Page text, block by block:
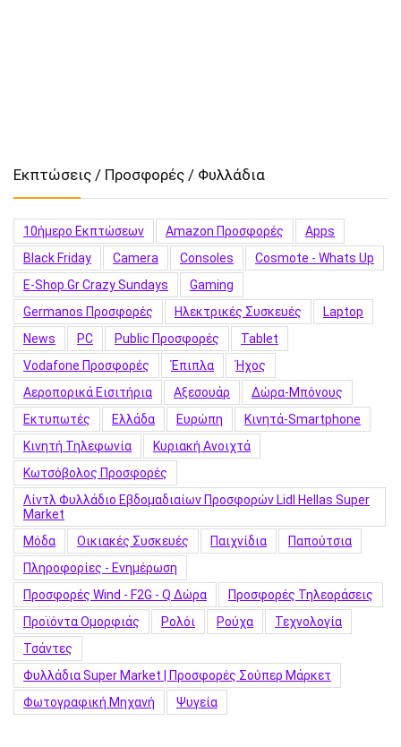
Εκπτώσεις / Προσφορές / Φυλλάδια
10ήμερο Εκπτώσεων Amazon Προσφορές
Apps
Black Friday
Camera Consoles
Cosmote - Whats Up
E-Shop.gr Crazy Sundays
Gaming
Germanos Προσφορές
Hλεκτρικές Συσκευές
Laptop
News
PC Public Προσφορές
Tablet
Vodafone Προσφορές
Έπιπλα
Ήχος
Αεροπορικά Εισιτήρια
Αξεσουάρ
Δώρα-Μπόνους
Εκτυπωτές
Ελλάδα Ευρώπη
Κινητά-Smartphone
Κινητή Τηλεφωνία
Κυριακή Ανοιχτά
Κωτσόβολος Προσφορές
Λίντλ Φυλλάδιο Εβδομαδιαίων Προσφορών Lidl Hellas Super
Market
Μόδα
Οικιακές Συσκευές Παιχνίδια
Παπούτσια
Πληροφορίες - Ενημέρωση
Προσφορές Wind - F2G - Q Δώρα
Προσφορές Τηλεοράσεις
Προϊόντα Ομορφιάς
Ρολόι Ρούχα
Τεχνολογία
Τσάντες
Φυλλάδια Super Market | Προσφορές Σούπερ Μάρκετ
Φωτογραφική Μηχανή
Ψυγεία